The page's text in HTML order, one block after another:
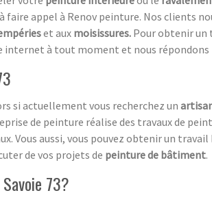
faire appel à Renov peinture. Nos clients
et aux moisissures. Pour obtenir un
à tout moment et nous répondons
si actuellement vous recherchez un
de peinture réalise des travaux de
Vous aussi, vous pouvez obtenir un
de vos projets de peinture de bâtiment.
73?